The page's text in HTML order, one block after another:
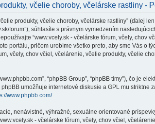
včelie choroby, včelárske rastliny -
produkty, včelie choroby, včelárske rastliny” (ďalej len
forum”), súhlasíte s právnym vymedzením
“www.vcely.sk - včelárske fórum, včely, chov
portálu, pričom urobíme všetko preto, aby sme Vás o
včely, chov včiel, včelárenie, včelie produkty, včelie
“phpBB Group”, “phpBB tímy”), čo je
phpBB umožňuje internetové diskusie a GPL mu
www.phpbb.com/.
nenávistné, výhražné, sexuálne orientované
- včelárske fórum, včely, chov včiel,